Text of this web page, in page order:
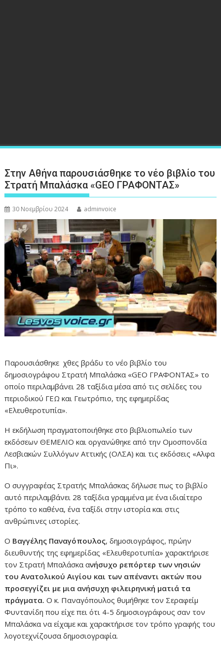
Στην Αθήνα παρουσιάσθηκε το νέο βιβλίο του
Στρατή Μπαλάσκα «GEO ΓΡΑΦΟΝΤΑΣ»
30 Νοεμβρίου 2024 adminvoice
Παρουσιάσθηκε χθες βράδυ το νέο βιβλίο του
δημοσιογράφου Στρατή Μπαλάσκα «GEO ΓΡΑΦΟΝΤΑΣ» το
οποίο περιλαμβάνει 28 ταξίδια μέσα από τις σελίδες του
περιοδικού ΓΕΩ και Γεωτρόπιο, της εφημερίδας
«Ελευθεροτυπία».
Η εκδήλωση πραγματοποιήθηκε στο βιβλιοπωλείο των
εκδόσεων ΘΕΜΕΛΙΟ και οργανώθηκε από την Ομοσπονδία
Λεσβιακών Συλλόγων Αττικής (ΟΛΣΑ) και τις εκδόσεις «Αλφα
Πι».
Ο συγγραφέας Στρατής Μπαλάσκας δήλωσε πως το βιβλίο
αυτό περιλαμβάνει 28 ταξίδια γραμμένα με ένα ιδιαίτερο
τρόπο το καθένα, ένα ταξίδι στην ιστορία και στις
ανθρώπινες ιστορίες.
Ο Βαγγέλης Παναγόπουλος, δημοσιογράφος, πρώην
διευθυντής της εφημερίδας «Ελευθεροτυπία» χαρακτήρισε
τον Στρατή Μπαλάσκα ανήσυχο ρεπόρτερ των νησιών
του Ανατολικού Αιγίου και των απέναντι ακτών που
προσεγγίζει με μια ανήσυχη φιλειρηνική ματιά τα
πράγματα. Ο κ. Παναγόπουλος θυμήθηκε τον Σεραφείμ
Φυντανίδη που είχε πει ότι 4-5 δημοσιογράφους σαν τον
Μπαλάσκα να είχαμε και χαρακτήρισε τον τρόπο γραφής του
λογοτεχνίζουσα δημοσιογραφία.